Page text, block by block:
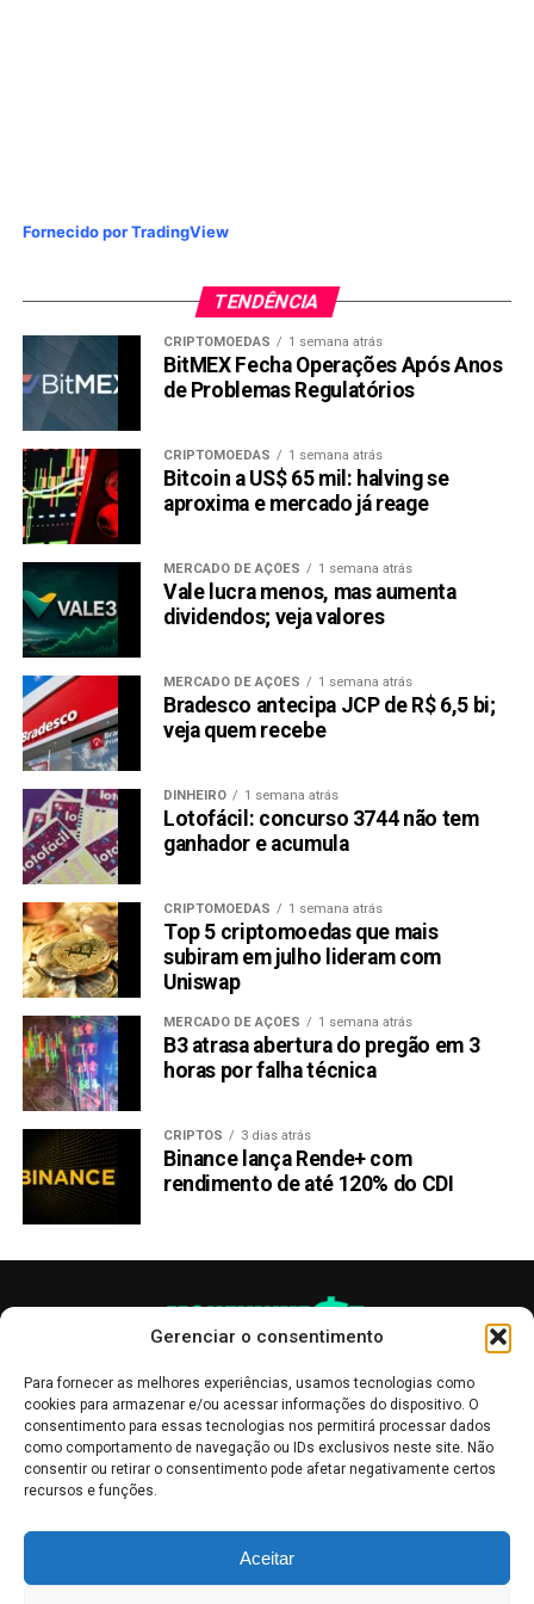
Gerenciar o consentimento
Para fornecer as melhores experiências, usamos tecnologias como
cookies para armazenar e/ou acessar informações do dispositivo. O
consentimento para essas tecnologias nos permitirá processar dados
como comportamento de navegação ou IDs exclusivos neste site. Não
consentir ou retirar o consentimento pode afetar negativamente certos
recursos e funções.
Aceitar
NÃO PERCA:
Fornecido por TradingView
TENDÊNCIA
CRIPTOMOEDAS 1 semana atrás
BitMEX Fecha Operações Após Anos
de Problemas Regulatórios
CRIPTOMOEDAS 1 semana atrás
Bitcoin a US$ 65 mil: halving se
aproxima e mercado já reage
MERCADO DE AÇÕES 1 semana atrás
Vale lucra menos, mas aumenta
dividendos; veja valores
MERCADO DE AÇÕES 1 semana atrás
Bradesco antecipa JCP de R$ 6,5 bi;
veja quem recebe
DINHEIRO 1 semana atrás
Lotofácil: concurso 3744 não tem
ganhador e acumula
CRIPTOMOEDAS 1 semana atrás
Top 5 criptomoedas que mais
subiram em julho lideram com
Uniswap
MERCADO DE AÇÕES 1 semana atrás
B3 atrasa abertura do pregão em 3
horas por falha técnica
CRIPTOS 3 dias atrás
Binance lança Rende+ com
rendimento de até 120% do CDI
informativo, servindo como boletins de divulgação, e não devem ser
interpretadas como recomendações de investimento.Leia mais